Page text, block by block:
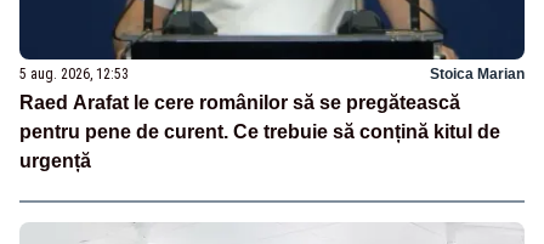
5 aug. 2026, 12:53 Stoica Marian
Raed Arafat le cere românilor să se pregătească
pentru pene de curent. Ce trebuie să conțină kitul de
urgență